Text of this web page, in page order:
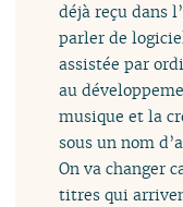
déjà reçu dans
parler de
assistée par
au
musique et la
sous un nom
On va changer
titres qui